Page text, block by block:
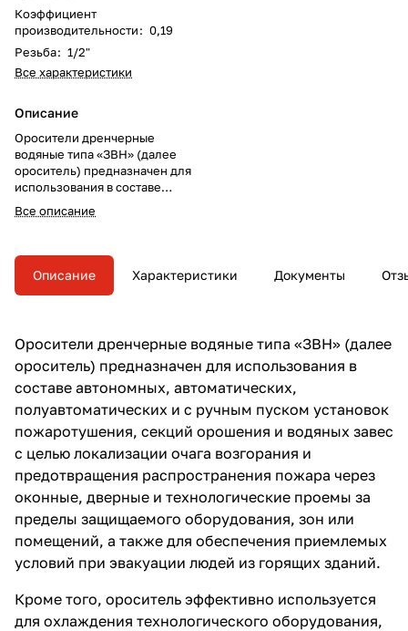
Коэффициент
производительности: 0,19
Резьба: 1/2"
Все характеристики
Описание
Оросители дренчерные
водяные типа «ЗВН» (далее
ороситель) предназначен для
использования в составе
автономных, автоматических,
полуавтоматических и с ручным
пожаротушения
Все описание
Описание Характеристики Документы
Оросители дренчерные водяные типа «ЗВН» (далее
ороситель) предназначен для использования в
составе автономных, автоматических,
полуавтоматических и с ручным пуском установок
пожаротушения, секций орошения и водяных завес
с целью локализации очага возгорания и
предотвращения распространения пожара через
оконные, дверные и технологические проемы за
пределы защищаемого оборудования, зон или
помещений, а также для обеспечения приемлемых
условий при эвакуации людей из горящих зданий.
Кроме того, ороситель эффективно используется
для охлаждения технологического оборудования,